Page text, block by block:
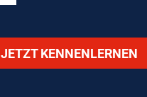
JETZT KENNENLERNEN